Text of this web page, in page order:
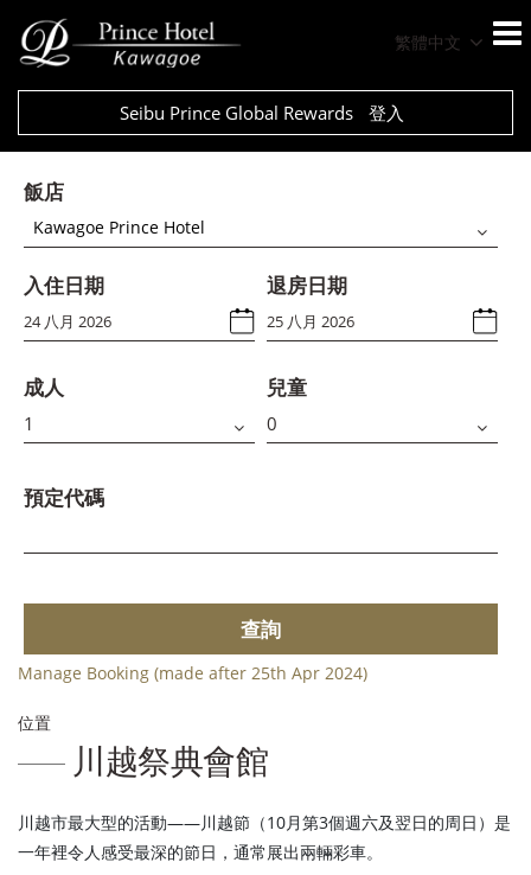
繁體中文
Seibu Prince Global Rewards 登入
飯店
Kawagoe Prince Hotel
入住日期 退房日期
成人 兒童
預定代碼
查詢
Manage Booking (made after 25th Apr 2024)
位置
川越祭典會館
川越市最大型的活動——川越節（10月第3個週六及翌日的周日）是
一年裡令人感受最深的節日，通常展出兩輛彩車。